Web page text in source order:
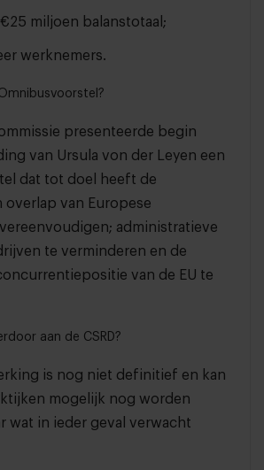
miljoen balanstotaal;
werknemers.
presenteerde begin
van Ursula von der Leyen een
dat tot doel heeft de
van Europese
administratieve
te verminderen en de
van de EU te
aan de CSRD?
is nog niet definitief en kan
mogelijk nog worden
wat in ieder geval verwacht